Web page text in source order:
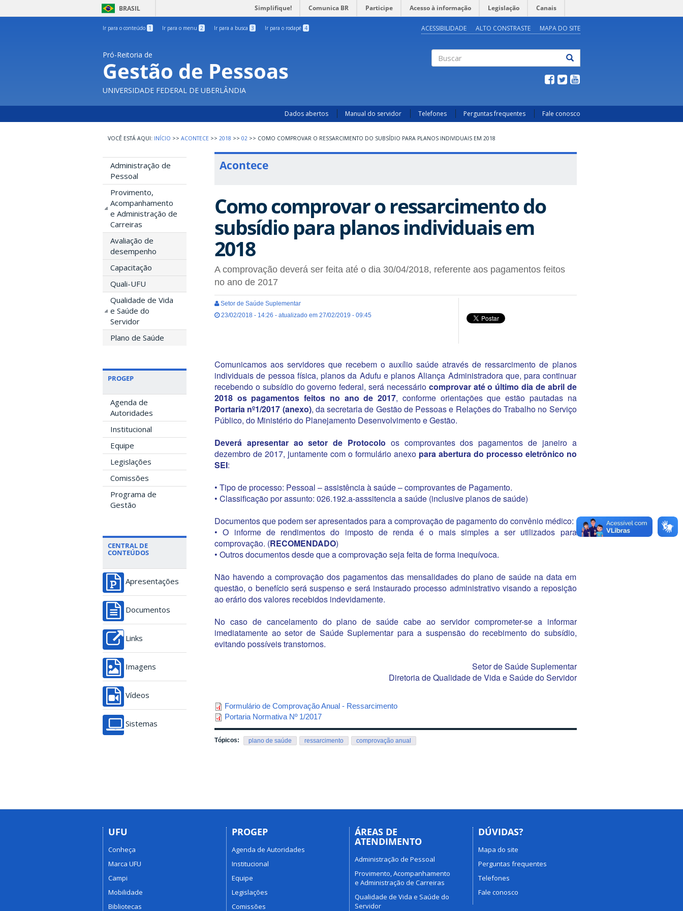
BRASIL Simplifique! Comunica BR Participe Acesso à informação Legislação Canais
Ir para o conteúdo 1 Ir para o menu 2 Ir para a busca 3 Ir para o rodapé 4 ACESSIBILIDADE ALTO CONSTRASTE MAPA DO SITE
Pró-Reitoria de
Gestão de Pessoas
UNIVERSIDADE FEDERAL DE UBERLÂNDIA
Dados abertos Manual do servidor Telefones Perguntas frequentes Fale conosco
INÍCIO >> ACONTECE >> 2018 >> 02 >> COMO COMPROVAR O RESSARCIMENTO DO SUBSÍDIO PARA PLANOS INDIVIDUAIS EM 2018
Administração de
Pessoal
Provimento,
Acompanhamento
e Administração de
Carreiras
Avaliação de
desempenho
Capacitação
Quali-UFU
Qualidade de Vida
e Saúde do
Servidor
Plano de Saúde
PROGEP
Agenda de
Autoridades
Institucional
Equipe
Legislações
Comissões
Programa de
Gestão
CENTRAL DE
CONTEÚDOS
Apresentações
Documentos
Links
Imagens
Vídeos
Sistemas
Acontece
Como comprovar o ressarcimento do
subsídio para planos individuais em
2018
A comprovação deverá ser feita até o dia 30/04/2018, referente aos pagamentos feitos
no ano de 2017
Setor de Saúde Suplementar
23/02/2018 - 14:26 - atualizado em 27/02/2019 - 09:45
Comunicamos aos servidores que recebem o auxílio saúde através de ressarcimento de planos
individuais de pessoa física, planos da Adufu e planos Aliança Administradora que, para continuar
recebendo o subsídio do governo federal, será necessário comprovar até o último dia de abril de
2018 os pagamentos feitos no ano de 2017, conforme orientações que estão pautadas na
Portaria nº1/2017 (anexo), da secretaria de Gestão de Pessoas e Relações do Trabalho no Serviço
Público, do Ministério do Planejamento Desenvolvimento e Gestão.
Deverá apresentar ao setor de Protocolo os comprovantes dos pagamentos de janeiro a
dezembro de 2017, juntamente com o formulário anexo para abertura do processo eletrônico no
SEI:
• Tipo de processo: Pessoal – assistência à saúde – comprovantes de Pagamento.
• Classificação por assunto: 026.192.a-asssitencia a saúde (inclusive planos de saúde)
Documentos que podem ser apresentados para a comprovação de pagamento do convênio médico:
• O informe de rendimentos do imposto de renda é o mais simples a ser utilizados para
comprovação. (RECOMENDADO)
• Outros documentos desde que a comprovação seja feita de forma inequívoca.
Não havendo a comprovação dos pagamentos das mensalidades do plano de saúde na data em
questão, o benefício será suspenso e será instaurado processo administrativo visando a reposição
ao erário dos valores recebidos indevidamente.
No caso de cancelamento do plano de saúde cabe ao servidor comprometer-se a informar
imediatamente ao setor de Saúde Suplementar para a suspensão do recebimento do subsídio,
evitando possíveis transtornos.
Setor de Saúde Suplementar
Diretoria de Qualidade de Vida e Saúde do Servidor
Formulário de Comprovação Anual - Ressarcimento
Portaria Normativa Nº 1/2017
Tópicos: plano de saúde ressarcimento comprovação anual
UFU
Conheça
Marca UFU
Campi
Mobilidade
Bibliotecas
PROGEP
Agenda de Autoridades
Institucional
Equipe
Legislações
Comissões
ÁREAS DE
ATENDIMENTO
Administração de Pessoal
Provimento, Acompanhamento
e Administração de Carreiras
Qualidade de Vida e Saúde do
Servidor
DÚVIDAS?
Mapa do site
Perguntas frequentes
Telefones
Fale conosco